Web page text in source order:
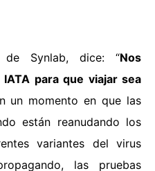
Synlab, dice: “Nos
para que viajar sea
un momento en que las
están reanudando los
variantes del virus
las pruebas